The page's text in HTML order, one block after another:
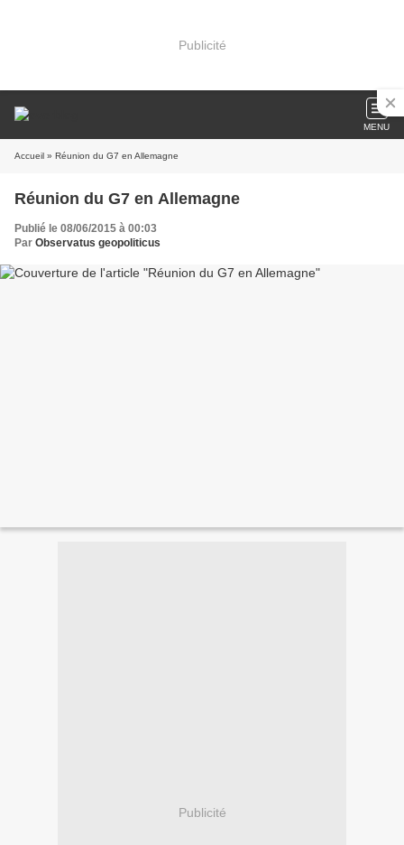
Publicité
MENU
Accueil » Réunion du G7 en Allemagne
Réunion du G7 en Allemagne
Publié le 08/06/2015 à 00:03
Par Observatus geopoliticus
Publicité